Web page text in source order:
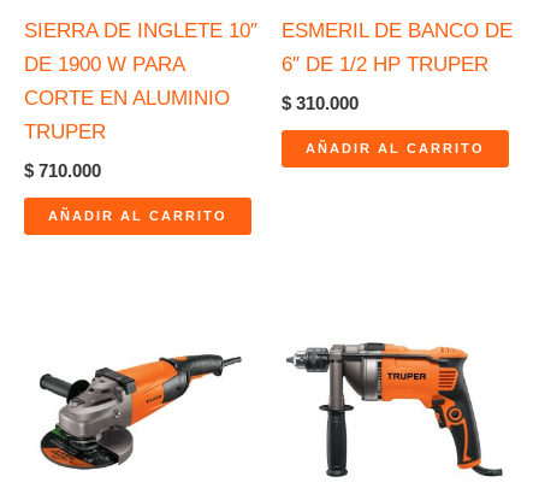
SIERRA DE INGLETE 10″
DE 1900 W PARA
CORTE EN ALUMINIO
TRUPER
$ 710.000
AÑADIR AL CARRITO
ESMERIL DE BANCO DE
6″ DE 1/2 HP TRUPER
$ 310.000
AÑADIR AL CARRITO